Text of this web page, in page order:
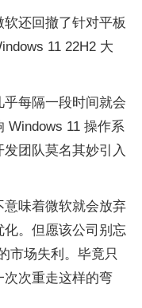
还回撤了针对平板
11 22H2 大
每隔一段时间就会
Windows 11 操作系
团队莫名其妙引入
味着微软就会放弃
。但愿该公司别忘
市场失利。毕竟只
次重走这样的弯